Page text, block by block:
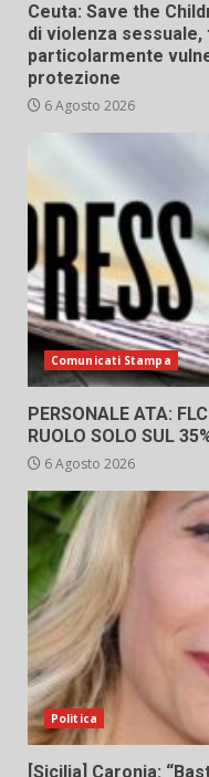
Ceuta: Save the
di violenza
particolarmente
protezione
6 Agosto 2026
Comunicati Stampa
PERSONALE ATA:
RUOLO SOLO SUL
6 Agosto 2026
Politica
[Sicilia] Caronia: